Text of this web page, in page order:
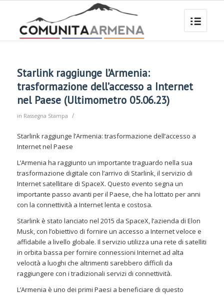
Starlink raggiunge l’Armenia:
trasformazione dell’accesso a Internet
nel Paese (Ultimometro 05.06.23)
in Rassegna Stampa /
Starlink raggiunge l’Armenia: trasformazione dell’accesso a
Internet nel Paese
L’Armenia ha raggiunto un importante traguardo nella sua
trasformazione digitale con l’arrivo di Starlink, il servizio di
Internet satellitare di SpaceX. Questo evento segna un
importante passo avanti per il Paese, che ha lottato per anni
con la connettività a Internet lenta e costosa.
Starlink è stato lanciato nel 2015 da SpaceX, l’azienda di Elon
Musk, con l’obiettivo di fornire un accesso a Internet veloce e
affidabile a livello globale. Il servizio utilizza una rete di satelliti
in orbita bassa per fornire connessioni Internet ad alta
velocità a luoghi che altrimenti sarebbero difficili da
raggiungere con i tradizionali servizi di connettività.
L’Armenia è uno dei primi Paesi a beneficiare di questo